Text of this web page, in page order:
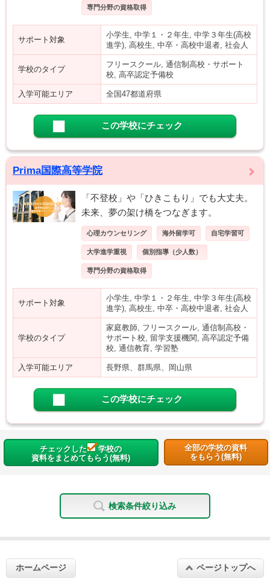
専門分野の資格取得
サポート対象
小学生, 中学１・２年生, 中学３年生(高校
進学), 高校生, 中卒・高校中退者, 社会人
学校のタイプ
フリースクール, 通信制高校・サポート
校, 高卒認定予備校
入学可能エリア 全国47都道府県
この学校にチェック
Prima国際高等学院
「不登校」や「ひきこもり」でも大丈夫。
未来、夢の架け橋をつなぎます。
心理カウンセリング 海外留学可 自宅学習可
大学進学重視 個別指導（少人数）
専門分野の資格取得
サポート対象
小学生, 中学１・２年生, 中学３年生(高校
進学), 高校生, 中卒・高校中退者, 社会人
学校のタイプ
家庭教師, フリースクール, 通信制高校・
サポート校, 留学支援機関, 高卒認定予備
校, 通信教育, 学習塾
入学可能エリア 長野県、群馬県、岡山県
この学校にチェック
チェックした
学校の
資料をまとめてもらう(無料)
全部の学校の資料
をもらう(無料)
検索条件絞り込み
ホームページ ページトップへ